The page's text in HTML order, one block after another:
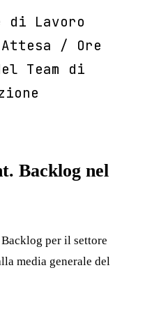
di Lavoro
/ Ore
Team di
Backlog nel
per il settore
media generale del